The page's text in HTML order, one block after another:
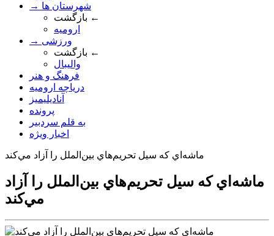
→ شهرستان ها
بازگشت ←
ارومیه
→ ورزشی
بازگشت ←
والیبال
فرهنگ و هنر
دریاچه ارومیه
آنادیلیمیز
پرونده
به قلم سردبیر
اخبار ویژه
ماشه‌اي که سيل تحريم‌هاي بين‌الملل را آزاد مي‌کند
ماشه‌اي که سيل تحريم‌هاي بين‌الملل را آزاد
مي‌کند